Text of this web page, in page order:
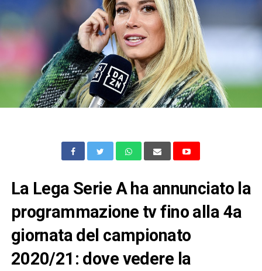
La Lega Serie A ha annunciato la
programmazione tv fino alla 4a
giornata del campionato
2020/21: dove vedere la